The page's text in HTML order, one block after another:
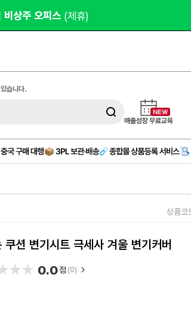
도 1,000원 제공
습니다.
상품
쿠션 변기시트 극세사 겨울 변기커버
0.0점 (0)